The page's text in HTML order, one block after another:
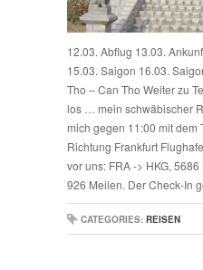
12.03. Abflug 13.03.
15.03. Saigon 16.03.
Tho – Can Tho Weiter zu
los … mein schwäbischer
mich gegen 11:00 mit dem
Richtung Frankfurt
vor uns: FRA -> HKG,
926 Meilen. Der Check-In
CATEGORIES: REISEN